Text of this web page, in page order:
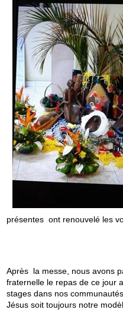
présentes ont renouvelé les
Après la messe, nous avons
fraternelle le repas de ce jour
stages dans nos
Jésus soit toujours notre